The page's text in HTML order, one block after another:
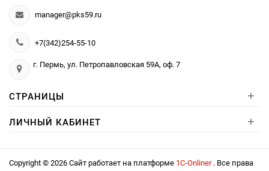
manager@pks59.ru
+7(342)254-55-10
г. Пермь, ул. Петропавловская 59А, оф. 7
СТРАНИЦЫ +
ЛИЧНЫЙ КАБИНЕТ +
Copyright © 2026 Сайт работает на платформе 1С-Onliner . Все права